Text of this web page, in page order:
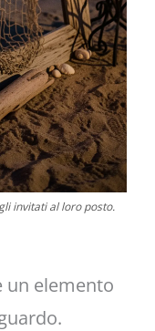
invitati al loro posto.
un elemento